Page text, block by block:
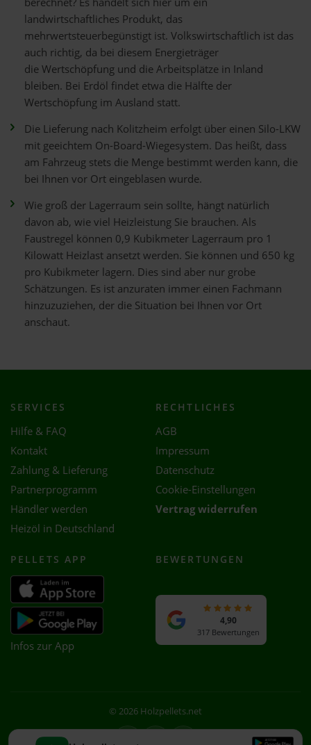
landwirtschaftliches Produkt, das
mehrwertsteuerbegünstigt ist. Volkswirtschaftlich ist das
auch richtig, da bei diesem Energieträger
die Wertschöpfung und die Arbeitsplätze in Inland
bleiben. Bei Erdöl findet etwa die Hälfte der
Wertschöpfung im Ausland statt.
Die Lieferung nach Kolitzheim erfolgt über einen Silo-LKW
mit geeichtem On-Board-Wiegesystem. Das heißt, dass
am Fahrzeug stets die Menge bestimmt werden kann, die
bei Ihnen vor Ort eingeblasen wurde.
Wie groß der Lagerraum sein sollte, hängt natürlich
davon ab, wie viel Heizleistung Sie brauchen. Als
Faustregel können 0,9 Kubikmeter Lagerraum pro 1
Kilowatt Heizlast ansetzt werden. Sie können und 650 kg
pro Kubikmeter lagern. Dies sind aber nur grobe
Schätzungen. Es ist anzuraten immer einen Fachmann
hinzuzuziehen, der die Situation bei Ihnen vor Ort
anschaut.
SERVICES
Hilfe & FAQ
Kontakt
Zahlung & Lieferung
Partnerprogramm
Händler werden
Heizöl in Deutschland
RECHTLICHES
AGB
Impressum
Datenschutz
Cookie-Einstellungen
Vertrag widerrufen
PELLETS APP
Infos zur App
BEWERTUNGEN
4,90
317 Bewertungen
© 2026 Holzpellets.net